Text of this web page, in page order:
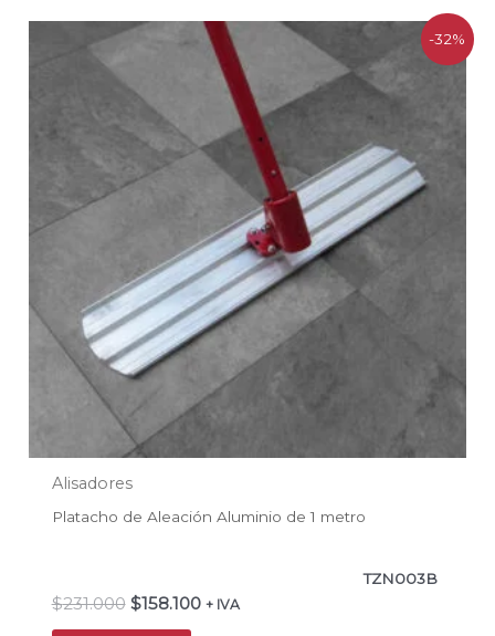
-32%
Alisadores
Platacho de Aleación Aluminio de 1 metro
TZN003B
$231.000
El
era:
$231.000.
$158.100
El
precio
actual
$158.100.
+ IVA